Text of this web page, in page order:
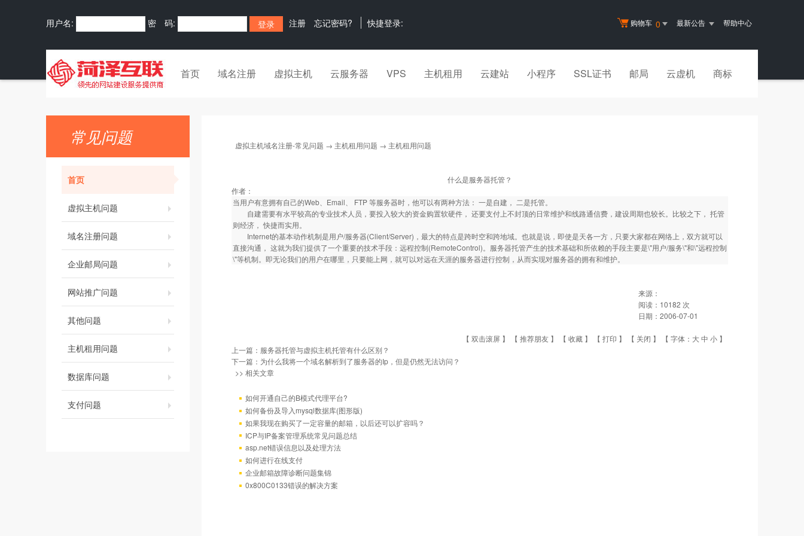
购物车 0 最新公告 帮助中心
用户名: 密 码: 注册 忘记密码? 快捷登录:
首页 域名注册 虚拟主机 云服务器 VPS 主机租用 云建站 小程序 SSL证书 邮局 云虚机 商标
常见问题
首页
虚拟主机问题
域名注册问题
企业邮局问题
网站推广问题
其他问题
主机租用问题
数据库问题
支付问题
虚拟主机域名注册-常见问题 → 主机租用问题 → 主机租用问题
什么是服务器托管？
作者：
当用户有意拥有自己的Web、Email、 FTP 等服务器时，他可以有两种方法： 一是自建， 二是托管。
自建需要有水平较高的专业技术人员，要投入较大的资金购置软硬件， 还要支付上不封顶的日常维护和线路通信费，建设周期也较长。比较之下， 托管
则经济， 快捷而实用。
Internet的基本动作机制是用户/服务器(Client/Server)，最大的特点是跨时空和跨地域。也就是说，即使是天各一方，只要大家都在网络上，双方就可以
直接沟通， 这就为我们提供了一个重要的技术手段：远程控制(RemoteControl)。服务器托管产生的技术基础和所依赖的手段主要是\"用户/服务\"和\"远程控制
\"等机制。即无论我们的用户在哪里，只要能上网，就可以对远在天涯的服务器进行控制，从而实现对服务器的拥有和维护。
来源：
阅读： 10182 次
日期： 2006-07-01
【 双击滚屏 】 【 推荐朋友 】 【 收藏 】 【 打印 】 【 关闭 】 【 字体： 大中 小 】
上一篇： 服务器托管与虚拟主机托管有什么区别？
下一篇： 为什么我将一个域名解析到了服务器的Ip，但是仍然无法访问？
>> 相关文章
如何开通自己的B模式代理平台?
如何备份及导入mysql数据库(图形版)
如果我现在购买了一定容量的邮箱，以后还可以扩容吗？
ICP与IP备案管理系统常见问题总结
asp.net错误信息以及处理方法
如何进行在线支付
企业邮箱故障诊断问题集锦
0x800C0133错误的解决方案